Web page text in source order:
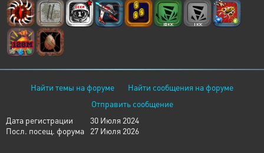
Найти темы на форуме
Найти сообщения на форуме
Отправить сообщение
Дата регистрации
30 Июля 2024
Посл. посещ. форума
27 Июля 2026